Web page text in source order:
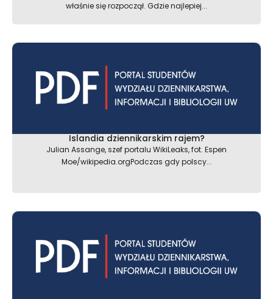
właśnie się rozpoczął. Gdzie najlepiej...
Islandia dziennikarskim rajem?
Julian Assange, szef portalu WikiLeaks, fot. Espen
Moe/wikipedia.orgPodczas gdy polscy...